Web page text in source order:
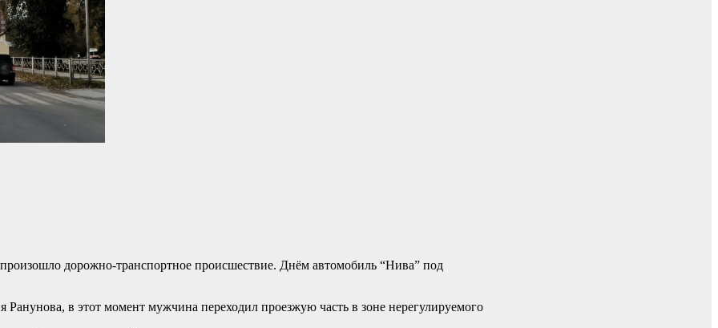
дорожно-транспортное происшествие. Днём автомобиль “Нива” под
в этот момент мужчина переходил проезжую часть в зоне нерегулируемого